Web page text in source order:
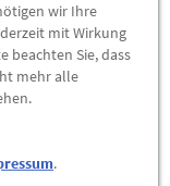
wir Ihre
mit Wirkung
beachten Sie, dass
mehr alle
.